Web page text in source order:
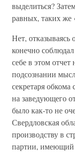
выделиться?
равных, таких же
Нет, отказываясь
конечно
себе в этом
подсознании
секретаря
на заведующего
было как-то не
Свердловская
производству в
партии, имеющий